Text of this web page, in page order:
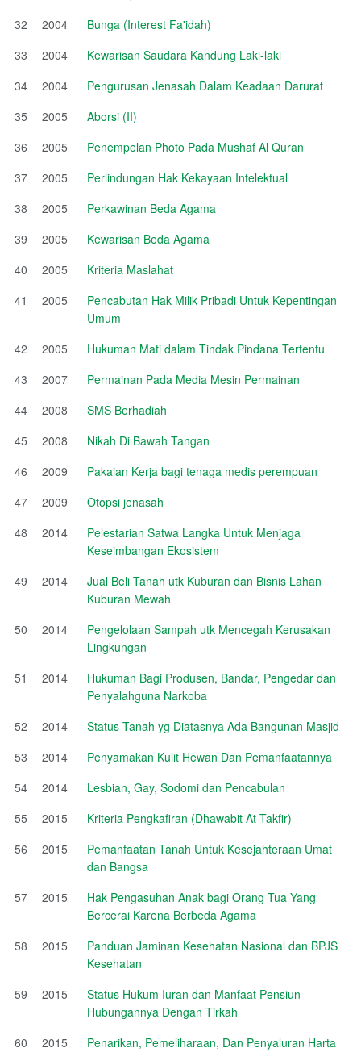
32
2004
Bunga (Interest Fa'idah)
33
2004
Kewarisan Saudara Kandung Laki-laki
34
2004
Pengurusan Jenasah Dalam Keadaan Darurat
35
2005
Aborsi (II)
36
2005
Penempelan Photo Pada Mushaf Al Quran
37
2005
Perlindungan Hak Kekayaan Intelektual
38
2005
Perkawinan Beda Agama
39
2005
Kewarisan Beda Agama
40
2005
Kriteria Maslahat
41
2005
Pencabutan Hak Milik Pribadi Untuk Kepentingan
Umum
42
2005
Hukuman Mati dalam Tindak Pindana Tertentu
43
2007
Permainan Pada Media Mesin Permainan
44
2008
SMS Berhadiah
45
2008
Nikah Di Bawah Tangan
46
2009
Pakaian Kerja bagi tenaga medis perempuan
47
2009
Otopsi jenasah
48
2014
Pelestarian Satwa Langka Untuk Menjaga
Keseimbangan Ekosistem
49
2014
Jual Beli Tanah utk Kuburan dan Bisnis Lahan
Kuburan Mewah
50
2014
Pengelolaan Sampah utk Mencegah Kerusakan
Lingkungan
51
2014
Hukuman Bagi Produsen, Bandar, Pengedar dan
Penyalahguna Narkoba
52
2014
Status Tanah yg Diatasnya Ada Bangunan Masjid
53
2014
Penyamakan Kulit Hewan Dan Pemanfaatannya
54
2014
Lesbian, Gay, Sodomi dan Pencabulan
55
2015
Kriteria Pengkafiran (Dhawabit At-Takfir)
56
2015
Pemanfaatan Tanah Untuk Kesejahteraan Umat
dan Bangsa
57
2015
Hak Pengasuhan Anak bagi Orang Tua Yang
Bercerai Karena Berbeda Agama
58
2015
Panduan Jaminan Kesehatan Nasional dan BPJS
Kesehatan
59
2015
Status Hukum Iuran dan Manfaat Pensiun
Hubungannya Dengan Tirkah
60
2015
Penarikan, Pemeliharaan, Dan Penyaluran Harta